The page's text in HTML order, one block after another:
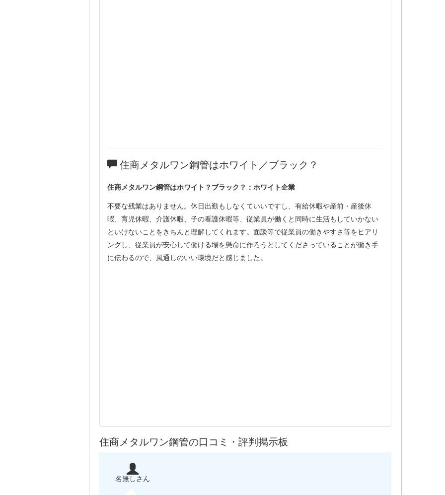
住商メタルワン鋼管はホワイト／ブラック？
住商メタルワン鋼管はホワイト？ブラック？：ホワイト企業
不要な残業はありません。休日出勤もしなくていいですし、有給休暇や産前・産後休
暇、育児休暇、介護休暇、子の看護休暇等、従業員が働くと同時に生活もしていかない
といけないことをきちんと理解してくれます。面談等で従業員の働きやすさ等をヒアリ
ングし、従業員が安心して働ける場を懸命に作ろうとしてくださっていることが働き手
に伝わるので、風通しのいい環境だと感じました。
住商メタルワン鋼管の口コミ・評判掲示板
名無しさん